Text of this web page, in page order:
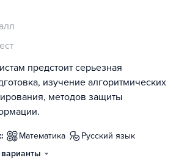
предстоит серьезная
изучение алгоритмических
методов защиты
математика
русский язык